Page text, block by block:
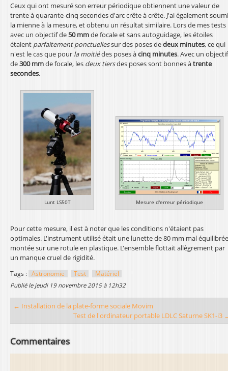
Ceux qui ont mesuré son erreur périodique obtiennent une valeur de
trente à quarante-cinq secondes d'arc crête à crête. J'ai également
la mienne à la mesure, et obtenu un résultat similaire. Lors de mes tests
avec un objectif de50 mmde focale et sans autoguidage, les étoiles
étaient parfaitement ponctuellessur des poses dedeux minutes, ce qui
n'est le cas que pour la moitiédes poses àcinq minutes. Avec un objectif
de300 mmde focale, les deux tiersdes poses sont bonnes àtrente
secondes.
Lunt LS50T Mesure d'erreur périodique
Pour cette mesure, il est à noter que les conditions n'étaient pas
optimales. L'instrument utilisé était une lunette de 80 mm mal équilibrée
montée sur une rotule en plastique. L'ensemble flottait allègrement par
un manque cruel de rigidité.
Tags : Astronomie Test
Matériel
publié le jeudi 19 novembre 2015 à 12h32
← Installation de la plate-forme sociale Movim
Test de l'ordinateur portable LDLC Saturne SK1-i3
Commentaires